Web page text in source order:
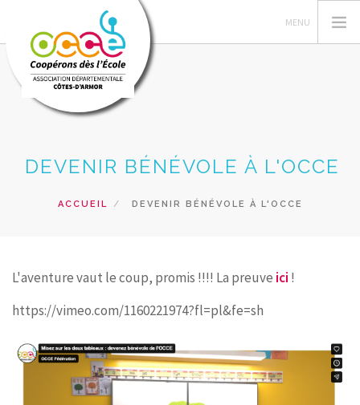
GERER SA COOPERATIVE
RECHERCHER
CONTACT
DEVENIR BÉNÉVOLE À L'OCCE
ACCUEIL DEVENIR BÉNÉVOLE À L'OCCE
L'aventure vaut le coup, promis !!!! La preuve ici !
https://vimeo.com/1160221974?fl=pl&fe=sh